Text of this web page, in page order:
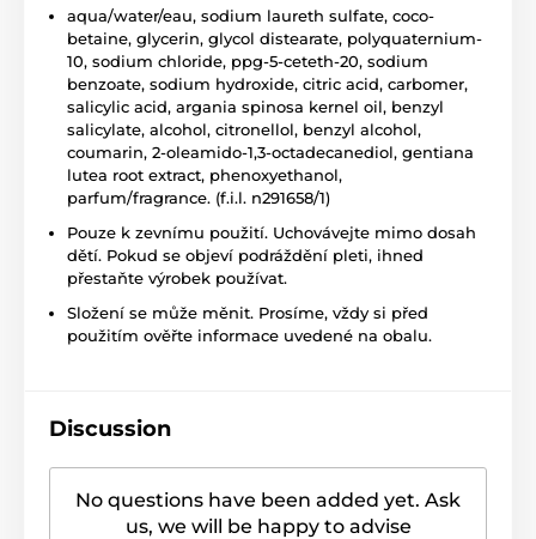
aqua/water/eau, sodium laureth sulfate, coco-
betaine, glycerin, glycol distearate, polyquaternium-
10, sodium chloride, ppg-5-ceteth-20, sodium
benzoate, sodium hydroxide, citric acid, carbomer,
salicylic acid, argania spinosa kernel oil, benzyl
salicylate, alcohol, citronellol, benzyl alcohol,
coumarin, 2-oleamido-1,3-octadecanediol, gentiana
lutea root extract, phenoxyethanol,
parfum/fragrance. (f.i.l. n291658/1)
Pouze k zevnímu použití. Uchovávejte mimo dosah
dětí. Pokud se objeví podráždění pleti, ihned
přestaňte výrobek používat.
Složení se může měnit. Prosíme, vždy si před
použitím ověřte informace uvedené na obalu.
Discussion
No questions have been added yet. Ask
us, we will be happy to advise